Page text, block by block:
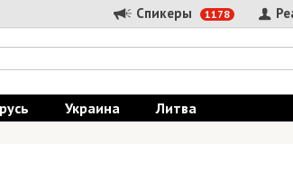
Спикеры 1178
Украина Литва